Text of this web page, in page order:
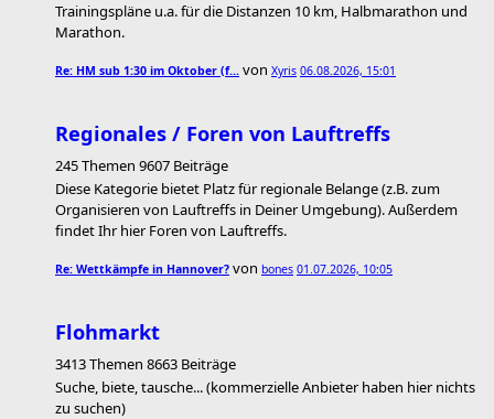
Trainingspläne u.a. für die Distanzen 10 km, Halbmarathon und
Marathon.
Re: HM sub 1:30 im Oktober (f… von Xyris 06.08.2026, 15:01
Regionales / Foren von Lauftreffs
245 Themen 9607 Beiträge
Diese Kategorie bietet Platz für regionale Belange (z.B. zum
Organisieren von Lauftreffs in Deiner Umgebung). Außerdem
findet Ihr hier Foren von Lauftreffs.
Re: Wettkämpfe in Hannover? von bones 01.07.2026, 10:05
Flohmarkt
3413 Themen 8663 Beiträge
Suche, biete, tausche... (kommerzielle Anbieter haben hier nichts
zu suchen)